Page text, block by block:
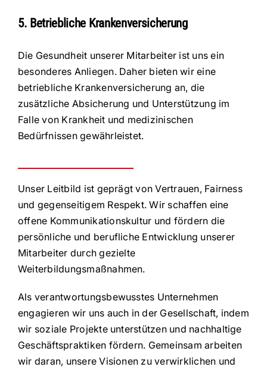
5. Betriebliche Krankenversicherung
Die Gesundheit unserer Mitarbeiter ist uns ein
besonderes Anliegen. Daher bieten wir eine
betriebliche Krankenversicherung an, die
zusätzliche Absicherung und Unterstützung im
Falle von Krankheit und medizinischen
Bedürfnissen gewährleistet.
Unser Leitbild ist geprägt von Vertrauen, Fairness
und gegenseitigem Respekt. Wir schaffen eine
offene Kommunikationskultur und fördern die
persönliche und berufliche Entwicklung unserer
Mitarbeiter durch gezielte
Weiterbildungsmaßnahmen.
Als verantwortungsbewusstes Unternehmen
engagieren wir uns auch in der Gesellschaft, indem
wir soziale Projekte unterstützen und nachhaltige
Geschäftspraktiken fördern. Gemeinsam arbeiten
wir daran, unsere Visionen zu verwirklichen und